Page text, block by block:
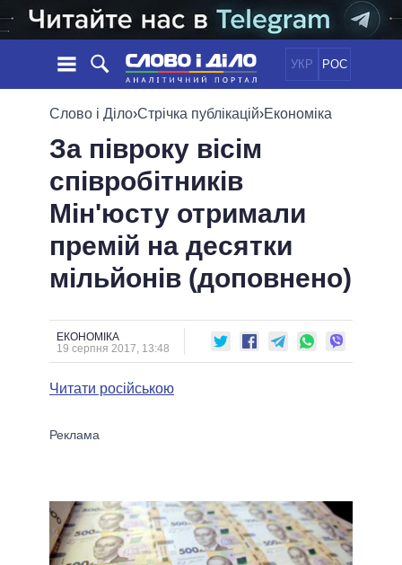
УКР РОС
НОВИНИ
СТРІЧКА
ПОДІЇ
СТАТТІ
ОГЛЯДИ
ДАЙДЖЕСТИ
ПОЛІТИКА
ЕКОНОМІКА
СУСПІЛЬСТВО
ОБIЦЯНКИ
ПОЛIТИКИ
УСІ ПОЛІТИКИ
ПРЕЗИДЕНТ І ОФІС
ВЕРХОВНА РАДА
ГОЛОВИ ОБЛАДМІНІСТРАЦІЙ
МЕРИ МІСТ
ВСІ ПЕРСОНИ
ІНФОГРАФІКА
ВІДЕО
ПОРІВНЯННЯ ПОЛІТИКІВ
Слово і Діло›Стрічка публікацій›Економіка
За півроку вісім
співробітників
Мін'юсту отримали
премій на десятки
мільйонів (доповнено)
ЕКОНОМІКА
19 серпня 2017, 13:48
Читати російською